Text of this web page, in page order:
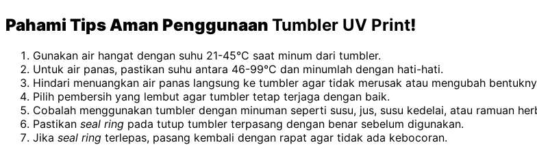
Pahami Tips Aman Penggunaan Tumbler UV Print!
Gunakan air hangat dengan suhu 21-45°C saat minum dari tumbler.
Untuk air panas, pastikan suhu antara 46-99°C dan minumlah dengan hati-hati.
Hindari menuangkan air panas langsung ke tumbler agar tidak merusak atau mengubah
Pilih pembersih yang lembut agar tumbler tetap terjaga dengan baik.
Cobalah menggunakan tumbler dengan minuman seperti susu, jus, susu kedelai, atau ramuan
Pastikan seal ring pada tutup tumbler terpasang dengan benar sebelum digunakan.
Jika seal ring terlepas, pasang kembali dengan rapat agar tidak ada kebocoran.